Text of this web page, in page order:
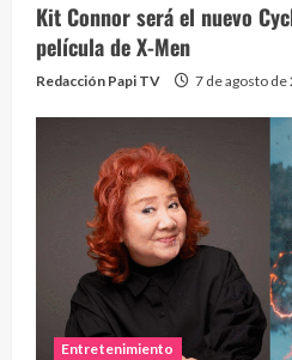
Kit Connor será el nuevo
película de X-Men
Redacción Papi TV 7 de agosto de
Entretenimiento